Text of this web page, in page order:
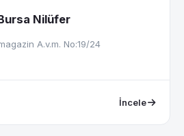
Nilüfer
A.v.m. No:19/24
İncele